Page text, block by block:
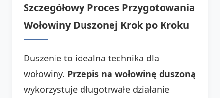
Szczegółowy Proces Przygotowania
Wołowiny Duszonej Krok po Kroku
Duszenie to idealna technika dla
wołowiny. Przepis na wołowinę duszoną
wykorzystuje długotrwałe działanie